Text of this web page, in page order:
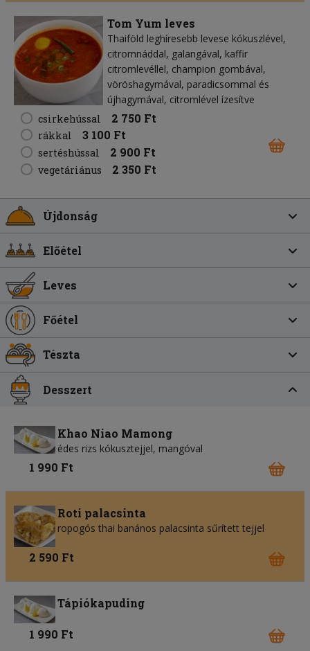
Tom Yum leves
Thaiföld leghíresebb levese kókuszlével,
citromnáddal, galangával, kaffir
citromlevéllel, champion gombával,
vöröshagymával, paradicsommal és
újhagymával, citromlével ízesítve
csirkehússal
2 750 Ft
rákkal 3 100 Ft
sertéshússal 2 900 Ft
vegetáriánus 2 350 Ft
Újdonság
Előétel
Leves
Főétel
Tészta
Desszert
Khao Niao Mamong
édes rizs kókusztejjel, mangóval
1 990 Ft
Roti palacsinta
ropogós thai banános palacsinta sűrített tejjel
2 590 Ft
Tápiókapuding
1 990 Ft